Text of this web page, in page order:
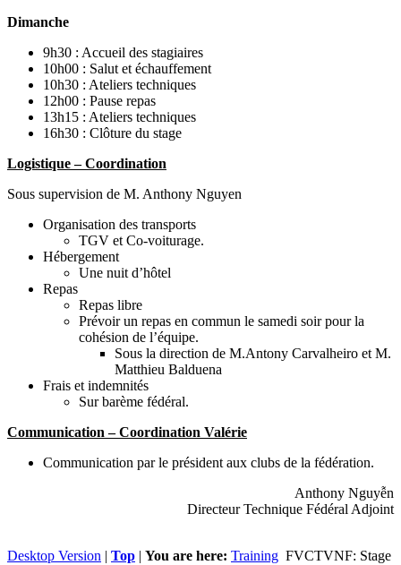
Dimanche
9h30 : Accueil des stagiaires
10h00 : Salut et échauffement
10h30 : Ateliers techniques
12h00 : Pause repas
13h15 : Ateliers techniques
16h30 : Clôture du stage
Logistique – Coordination
Sous supervision de M. Anthony Nguyen
Organisation des transports
TGV et Co-voiturage.
Hébergement
Une nuit d’hôtel
Repas
Repas libre
Prévoir un repas en commun le samedi soir pour la
cohésion de l’équipe.
Sous la direction de M.Antony Carvalheiro et M.
Matthieu Balduena
Frais et indemnités
Sur barème fédéral.
Communication – Coordination Valérie
Communication par le président aux clubs de la fédération.
Anthony Nguyễn
Directeur Technique Fédéral Adjoint
Desktop Version | Top | You are here: Training FVCTVNF: Stage